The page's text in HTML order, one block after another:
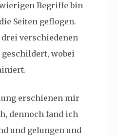
Begriffe bin
Seiten geflogen.
verschiedenen
wobei
erschienen mir
dennoch fand ich
und gelungen und